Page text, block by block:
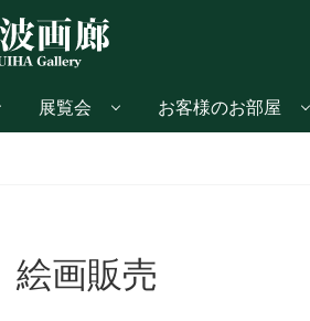
展覧会 お客様のお部屋
画販売